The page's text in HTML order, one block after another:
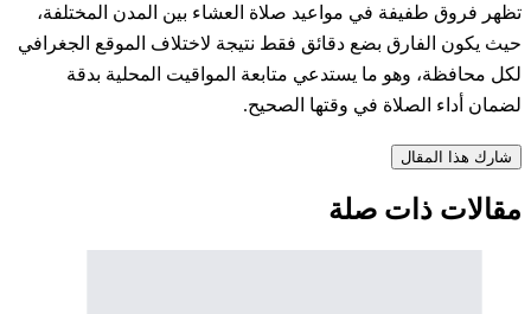
تظهر فروق طفيفة في مواعيد صلاة العشاء بين المدن المختلفة،
حيث يكون الفارق بضع دقائق فقط نتيجة لاختلاف الموقع الجغرافي
لكل محافظة، وهو ما يستدعي متابعة المواقيت المحلية بدقة
لضمان أداء الصلاة في وقتها الصحيح.
شارك هذا المقال
مقالات ذات صلة